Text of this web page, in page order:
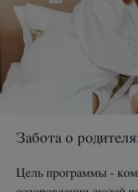
Забота о
Цель программы -